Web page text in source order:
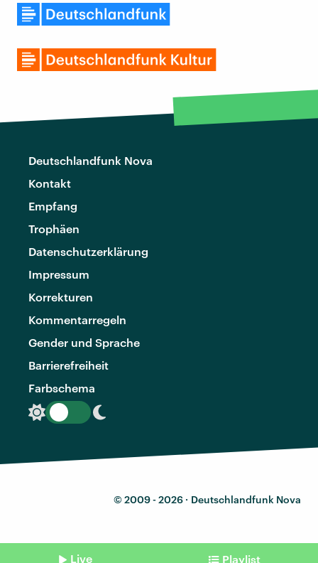
Deutschlandfunk Nova
Kontakt
Empfang
Trophäen
Datenschutzerklärung
Impressum
Korrekturen
Kommentarregeln
Gender und Sprache
Barrierefreiheit
Farbschema
© 2009 - 2026 · Deutschlandfunk Nova
Live Playlist